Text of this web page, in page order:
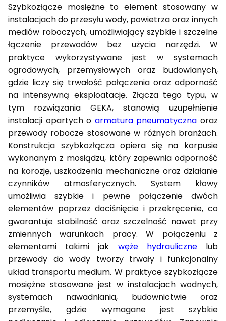
Szybkozłącze mosiężne to element stosowany w
instalacjach do przesyłu wody, powietrza oraz innych
mediów roboczych, umożliwiający szybkie i szczelne
łączenie przewodów bez użycia narzędzi. W
praktyce wykorzystywane jest w systemach
ogrodowych, przemysłowych oraz budowlanych,
gdzie liczy się trwałość połączenia oraz odporność
na intensywną eksploatację. Złącza tego typu, w
tym rozwiązania GEKA, stanowią uzupełnienie
instalacji opartych o armatura pneumatyczna oraz
przewody robocze stosowane w różnych branżach.
Konstrukcja szybkozłącza opiera się na korpusie
wykonanym z mosiądzu, który zapewnia odporność
na korozję, uszkodzenia mechaniczne oraz działanie
czynników atmosferycznych. System kłowy
umożliwia szybkie i pewne połączenie dwóch
elementów poprzez dociśnięcie i przekręcenie, co
gwarantuje stabilność oraz szczelność nawet przy
zmiennych warunkach pracy. W połączeniu z
elementami takimi jak węże hydraulicznelub
przewody do wody tworzy trwały i funkcjonalny
układ transportu medium. W praktyce szybkozłącze
mosiężne stosowane jest w instalacjach wodnych,
systemach nawadniania, budownictwie oraz
przemyśle, gdzie wymagane jest szybkie